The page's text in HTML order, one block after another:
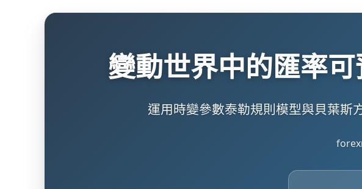
變動世界中的匯率
運用時變參數泰勒規則模型與貝葉斯